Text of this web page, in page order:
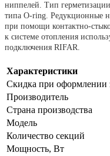
ниппелей. Тип
типа O-ring. Редукционные
при помощи контактно-
к системе отопления
подключения RIFAR.
Характеристики
Скидка при оформлении
Производитель
Страна производства
Модель
Количество секций
Мощность, Вт